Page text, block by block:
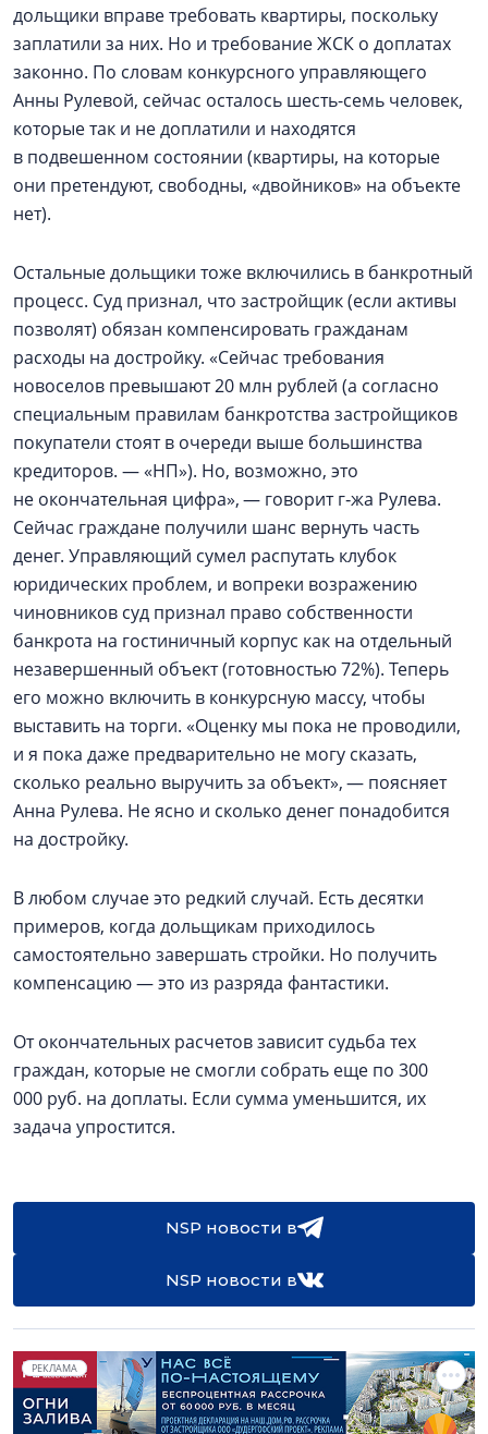
дольщики вправе требовать квартиры, поскольку
заплатили за них. Но и требование ЖСК о доплатах
законно. По словам конкурсного управляющего
Анны Рулевой, сейчас осталось шесть-семь человек,
которые так и не доплатили и находятся
в подвешенном состоянии (квартиры, на которые
они претендуют, свободны, «двойников» на объекте
нет).
Остальные дольщики тоже включились в банкротный
процесс. Суд признал, что застройщик (если активы
позволят) обязан компенсировать гражданам
расходы на достройку. «Сейчас требования
новоселов превышают 20 млн рублей (а согласно
специальным правилам банкротства застройщиков
покупатели стоят в очереди выше большинства
кредиторов. — «НП»). Но, возможно, это
не окончательная цифра», — говорит г‑жа Рулева.
Сейчас граждане получили шанс вернуть часть
денег. Управляющий сумел распутать клубок
юридических проблем, и вопреки возражению
чиновников суд признал право собственности
банкрота на гостиничный корпус как на отдельный
незавершенный объект (готовностью 72%). Теперь
его можно включить в конкурсную массу, чтобы
выставить на торги. «Оценку мы пока не проводили,
и я пока даже предварительно не могу сказать,
сколько реально выручить за объект», — поясняет
Анна Рулева. Не ясно и сколько денег понадобится
на достройку.
В любом случае это редкий случай. Есть десятки
примеров, когда дольщикам приходилось
самостоятельно завершать стройки. Но получить
компенсацию — это из разряда фантастики.
От окончательных расчетов зависит судьба тех
граждан, которые не смогли собрать еще по 300
000 руб. на доплаты. Если сумма уменьшится, их
задача упростится.
NSP новости в
NSP новости в
РЕКЛАМА